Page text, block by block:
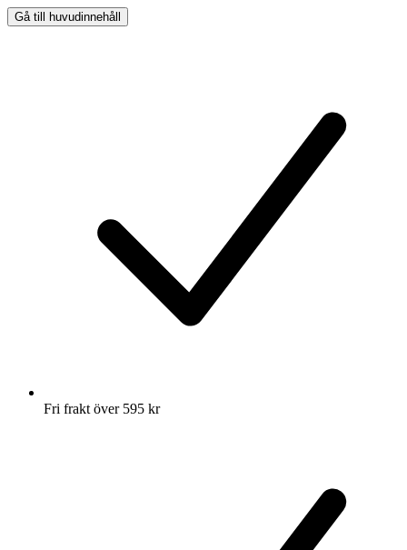
Gå till huvudinnehåll
Fri frakt över 595 kr